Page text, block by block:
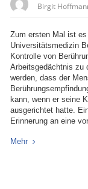
Birgit
Zum ersten Mal ist
Universitätsmedizin
Kontrolle von
Arbeitsgedächtnis zu
werden, dass der
kann, wenn er seine
ausgerichtet hatte.
Erinnerung an eine
Mehr